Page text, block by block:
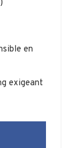
en
exigeant